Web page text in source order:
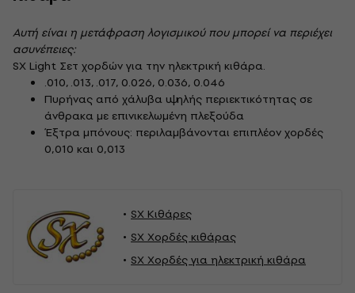
Αυτή είναι η μετάφραση λογισμικού που μπορεί να περιέχει
ασυνέπειες:
SX Light Σετ χορδών για την ηλεκτρική κιθάρα.
.010, .013, .017, 0.026, 0.036, 0.046
Πυρήνας από χάλυβα υψηλής περιεκτικότητας σε
άνθρακα με επινικελωμένη πλεξούδα
Έξτρα μπόνους: περιλαμβάνονται επιπλέον χορδές
0,010 και 0,013
SX Κιθάρες
SX Χορδές κιθάρας
SX Χορδές για ηλεκτρική κιθάρα